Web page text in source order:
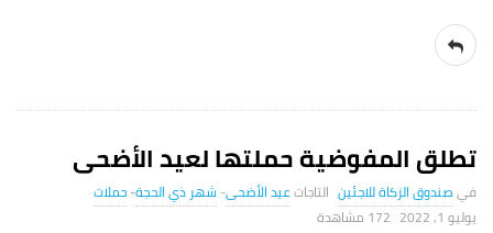
تطلق المفوضية حملتها لعيد الأضحى
صندوق الزكاة للاجئين عيد الأضحى- شهر ذي الحجة-حملات
يوليو 1, 2022
172 ‎مشاهدة